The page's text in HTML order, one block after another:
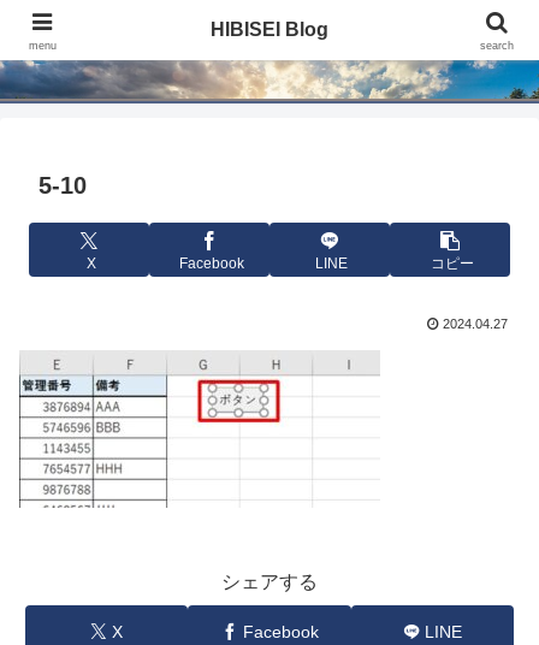
HIBISEI Blog
5-10
X Facebook LINE コピー
2024.04.27
シェアする
X Facebook LINE
menu
HIBISEI Blog
search